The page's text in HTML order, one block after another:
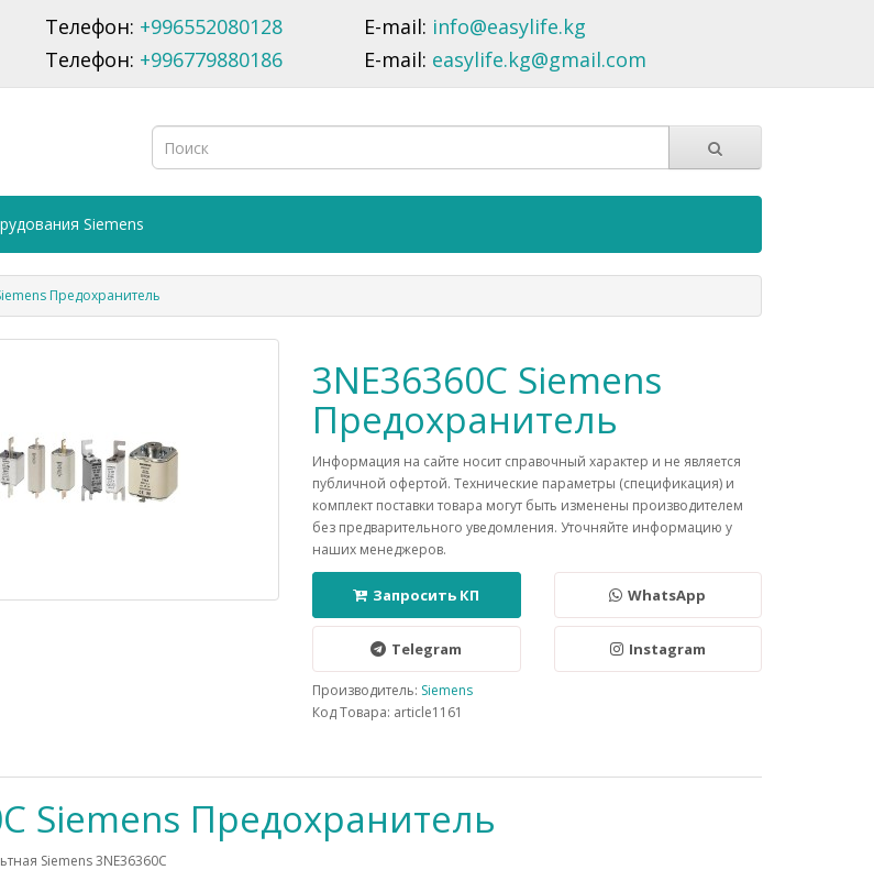
Телефон: +996552080128
Телефон: +996779880186
E-mail: info@easylife.kg
E-mail: easylife.kg@gmail.com
Siemens
Предохранитель
3NE36360C Siemens
Предохранитель
Информация на сайте носит справочный характер и не является
публичной офертой. Технические параметры (спецификация) и
комплект поставки товара могут быть изменены производителем
без предварительного уведомления. Уточняйте информацию у
наших менеджеров.
Запросить КП WhatsApp
Telegram Instagram
Производитель: Siemens
Код Товара: article1161
Siemens Предохранитель
Siemens 3NE36360C